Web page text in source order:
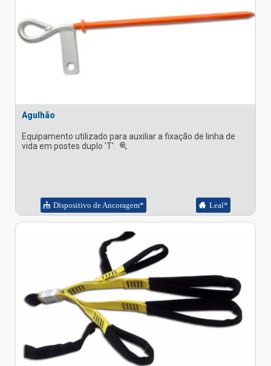
Agulhão
Equipamento utilizado para auxiliar a fixação de linha de
vida em postes duplo 'T'.
Dispositivo de Ancoragem* Leal*